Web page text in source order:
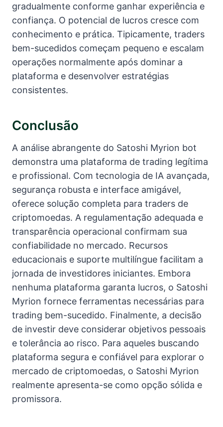
gradualmente conforme ganhar experiência e
confiança. O potencial de lucros cresce com
conhecimento e prática. Tipicamente, traders
bem-sucedidos começam pequeno e escalam
operações normalmente após dominar a
plataforma e desenvolver estratégias
consistentes.
Conclusão
A análise abrangente do Satoshi Myrion bot
demonstra uma plataforma de trading legítima
e profissional. Com tecnologia de IA avançada,
segurança robusta e interface amigável,
oferece solução completa para traders de
criptomoedas. A regulamentação adequada e
transparência operacional confirmam sua
confiabilidade no mercado. Recursos
educacionais e suporte multilíngue facilitam a
jornada de investidores iniciantes. Embora
nenhuma plataforma garanta lucros, o Satoshi
Myrion fornece ferramentas necessárias para
trading bem-sucedido. Finalmente, a decisão
de investir deve considerar objetivos pessoais
e tolerância ao risco. Para aqueles buscando
plataforma segura e confiável para explorar o
mercado de criptomoedas, o Satoshi Myrion
realmente apresenta-se como opção sólida e
promissora.